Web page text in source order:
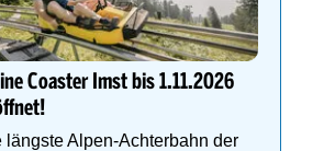
Coaster Imst bis 1.11.2026
längste Alpen-Achterbahn der